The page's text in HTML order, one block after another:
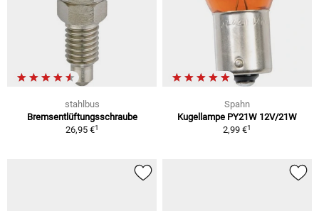
stahlbus
Bremsentlüftungsschraube
26,95 €1
Spahn
Kugellampe PY21W 12V/21W
2,99 €1